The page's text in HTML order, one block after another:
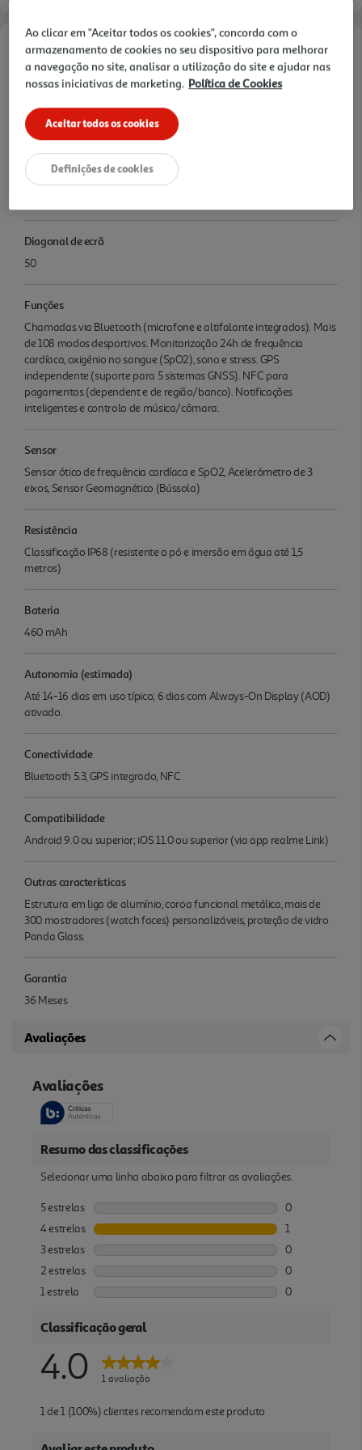
Características
REALME WATCH 5 BLACK
Nome e Morada
REALME Leilei Duan Ray@realme-ed.com http://realme-
Diagonal de ecrã
50
Funções
Chamadas via Bluetooth (microfone e altifalante integrados). Mais
de 108 modos desportivos. Monitorização 24h de frequência
cardíaca, oxigénio no sangue (SpO2), sono e stress. GPS
independente (suporte para 5 sistemas GNSS). NFC para
pagamentos (dependent e de região/banco). Notificações
inteligentes e controlo de música/câmara.
Sensor
Sensor ótico de frequência cardíaca e SpO2, Acelerómetro de 3
eixos, Sensor Geomagnético (Bússola)
Resistência
Classificação IP68 (resistente a pó e imersão em água até 1,5
metros)
Bateria
460 mAh
Autonomia (estimada)
Até 14-16 dias em uso típico; 6 dias com Always-On Display (AOD)
ativado.
Conectividade
Bluetooth 5.3, GPS integrado, NFC
Compatibilidade
Android 9.0 ou superior; iOS 11.0 ou superior (via app realme Link)
Outras características
Estrutura em liga de alumínio, coroa funcional metálica, mais de
300 mostradores (watch faces) personalizáveis, proteção de vidro
Panda Glass.
Garantia
36 Meses
Avaliações
Ao clicar em "Aceitar todos os cookies", concorda com o
armazenamento de cookies no seu dispositivo para melhorar
a navegação no site, analisar a utilização do site e ajudar nas
nossas iniciativas de marketing. Política de Cookies
Aceitar todos os cookies
Definições de cookies